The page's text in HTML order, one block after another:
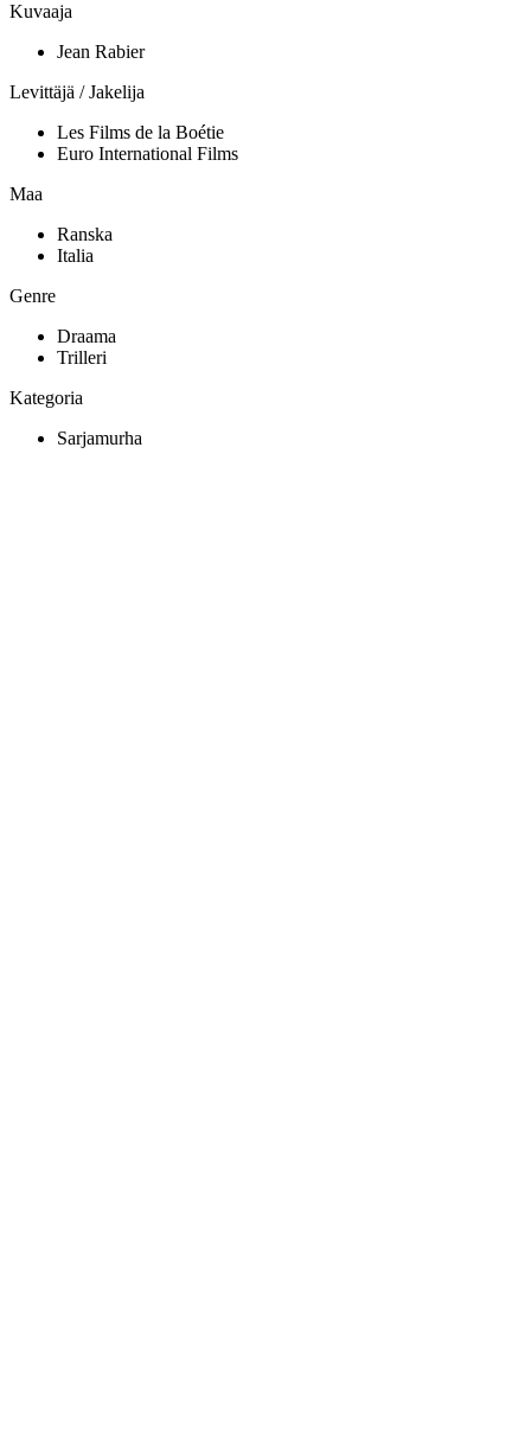
Kuvaaja
Jean Rabier
Levittäjä / Jakelija
Les Films de la Boétie
Euro International Films
Maa
Ranska
Italia
Genre
Draama
Trilleri
Kategoria
Sarjamurha